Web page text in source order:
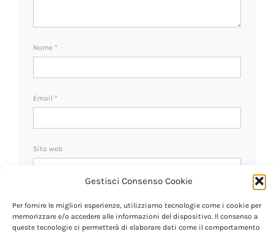
Gestisci Consenso Cookie
Per fornire le migliori esperienze, utilizziamo tecnologie come i cookie per
memorizzare e/o accedere alle informazioni del dispositivo. Il consenso a
queste tecnologie ci permetterà di elaborare dati come il comportamento
Nome *
Email *
Sito web